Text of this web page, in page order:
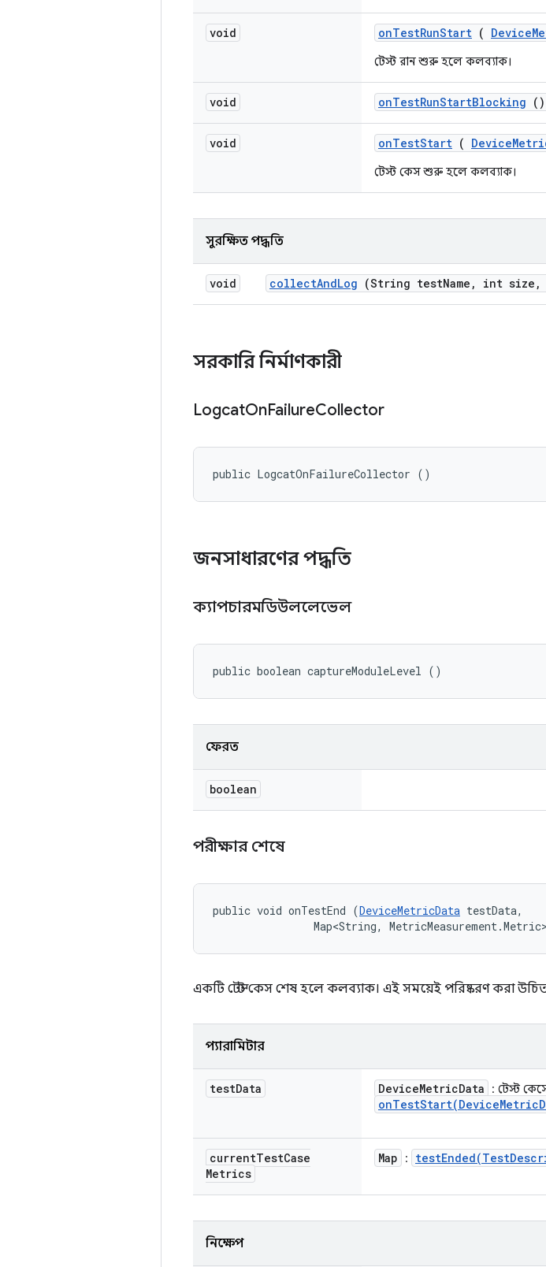
void onTestRunStart ( Device
টেস্ট রান শুরু হলে কলব্যাক।
void onTestRunStartBlocking ()
void onTestStart ( Device
টেস্ট কেস শুরু হলে কলব্যাক।
সুরক্ষিত পদ্ধতি
void collectAndLog (String testName , int size ,
সরকারি নির্মাণকারী
LogcatOnFailureCollector
public LogcatOnFailureCollector ()
জনসাধারণের পদ্ধতি
ক্যাপচারমডিউললেভেল
public boolean captureModuleLevel ()
ফেরত
boolean
পরীক্ষার শেষে
public void onTestEnd (DeviceMetricData testData,
Map<String,
একটি টেস্ট কেস শেষ হলে কলব্যাক। এই সময়েই পরিষ্করণ করা
প্যারামিটার
testData DeviceMetricData : টেস্ট
onTestStart(DeviceMetric
currentTestCase
Metrics
Map : testEnded(Test
নিক্ষেপ